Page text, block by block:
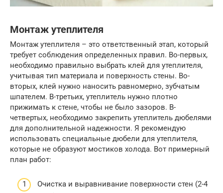
Монтаж утеплителя
Монтаж утеплителя – это ответственный этап, который
требует соблюдения определенных правил. Во-первых,
необходимо правильно выбрать клей для утеплителя,
учитывая тип материала и поверхность стены. Во-
вторых, клей нужно наносить равномерно, зубчатым
шпателем. В-третьих, утеплитель нужно плотно
прижимать к стене, чтобы не было зазоров. В-
четвертых, необходимо закрепить утеплитель дюбелями
для дополнительной надежности. Я рекомендую
использовать специальные дюбели для утеплителя,
которые не образуют мостиков холода. Вот примерный
план работ:
Очистка и выравнивание поверхности стен (2-4